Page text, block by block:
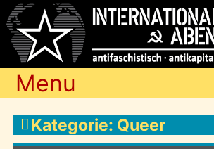
Menu
Termine
Kategorie: Queer